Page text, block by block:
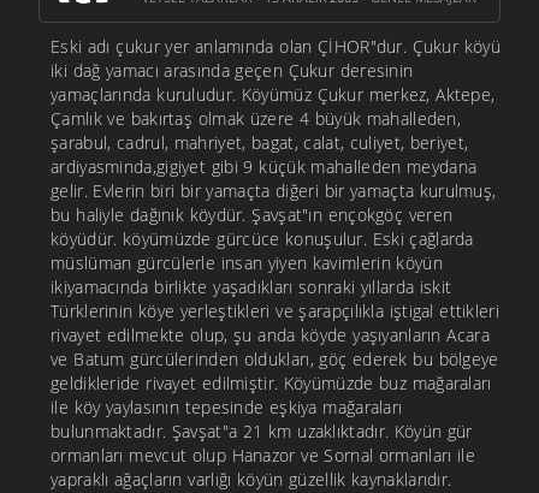
Eski adı çukur yer anlamında olan ÇİHOR"dur. Çukur köyü
iki dağ yamacı arasında geçen Çukur deresinin
yamaçlarında kuruludur. Köyümüz Çukur merkez, Aktepe,
Çamlık ve bakırtaş olmak üzere 4 büyük mahalleden,
şarabul, cadrul, mahriyet, bagat, calat, culiyet, beriyet,
ardiyasminda,gigiyet gibi 9 küçük mahalleden meydana
gelir. Evlerin biri bir yamaçta diğeri bir yamaçta kurulmuş,
bu haliyle dağınık köydür. Şavşat"ın ençokgöç veren
köyüdür. köyümüzde gürcüce konuşulur. Eski çağlarda
müslüman gürcülerle insan yiyen kavimlerin köyün
ikiyamacında birlikte yaşadıkları sonraki yıllarda iskit
Türklerinin köye yerleştikleri ve şarapçılıkla iştigal ettikleri
rivayet edilmekte olup, şu anda köyde yaşıyanların Acara
ve Batum gürcülerinden oldukları, göç ederek bu bölgeye
geldikleride rivayet edilmiştir. Köyümüzde buz mağaraları
ile köy yaylasının tepesinde eşkiya mağaraları
bulunmaktadır. Şavşat"a 21 km uzaklıktadır. Köyün gür
ormanları mevcut olup Hanazor ve Sornal ormanları ile
yapraklı ağaçların varlığı köyün güzellik kaynaklarıdır.